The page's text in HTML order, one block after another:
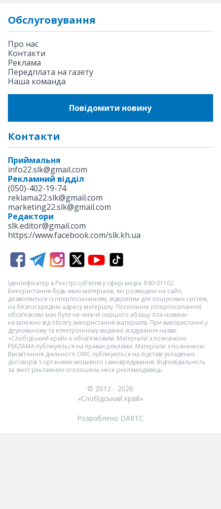
Обслуговування
Про нас
Контакти
Реклама
Передплата на газету
Наша команда
Повідомити новину
Контакти
Приймальня
info22.slk@gmail.com
Рекламний відділ
(050)-402-19-74
reklama22.slk@gmail.com
marketing22.slk@gmail.com
Редактори
slk.editor@gmail.com
https://www.facebook.com/slk.kh.ua
Ідентифікатор в Реєстрі суб’єктів у сфері медіа: R40-01162.
Використання будь-яких матеріалів, які розміщені на сайті,
дозволяється із гіперпосиланням, відкритим для пошукових систем,
на безпосередню адресу матеріалу. Посилання (гіперпосилання)
обов’язково має бути не нижче першого абзацу тіла новини
незалежно від обсягу використання матеріалів. При використанні у
друкованому та електронному виданні згадування назви
«Слобідський край» є обов’язковим. Матеріали з позначкою
РЕКЛАМА публікуються на правах реклами. Матеріали з позначкою
Висвітлення діяльності ОМС публікуються на підставі укладених
договорів з органами місцевого самоврядування. Відповідальність
за зміст рекламних оголошень несе рекламодавець.
© 2012 - 2026
«Слобідський край»
Розроблено DARTC